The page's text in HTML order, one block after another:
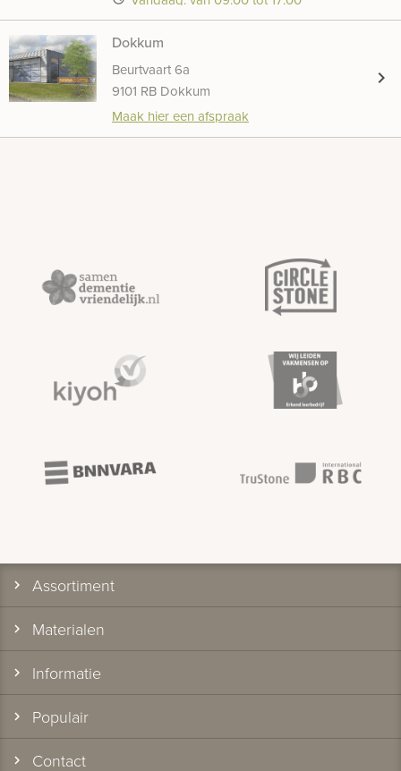
Dokkum
Beurtvaart 6a
9101 RB Dokkum
Maak hier een afspraak
chevron_right
Assortiment
Materialen
Informatie
Populair
Contact